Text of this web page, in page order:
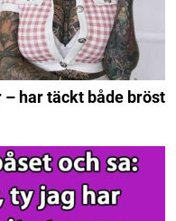
har täckt både bröst